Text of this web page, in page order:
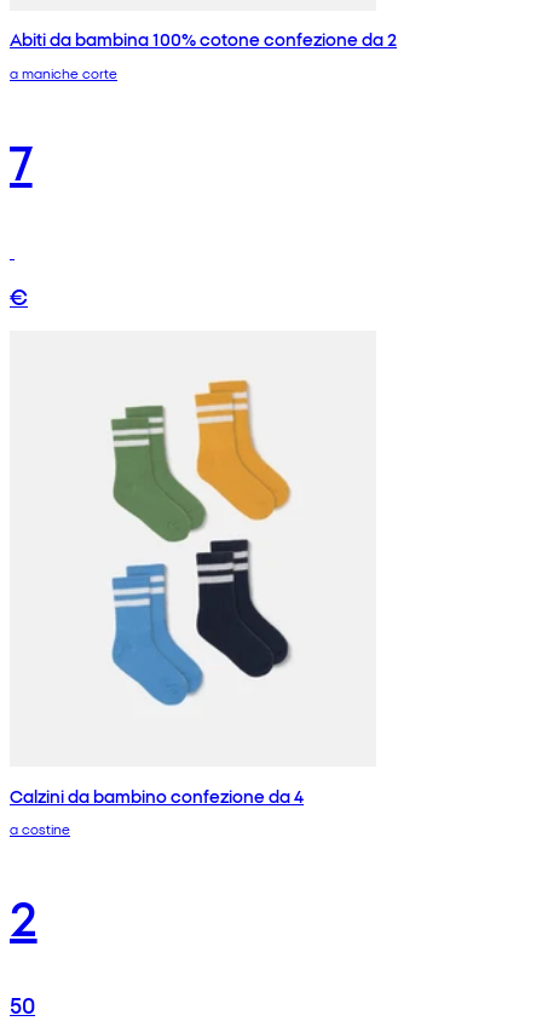
Abiti da bambina 100% cotone confezione da 2
a maniche corte
7
€
Calzini da bambino confezione da 4
a costine
2
50